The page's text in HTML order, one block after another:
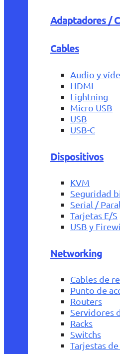
Adaptadores /
Cables
Audio y
HDMI
Lightning
Micro USB
USB
USB-C
Dispositivos
KVM
Seguridad
Serial /
Tarjetas E/S
USB y
Networking
Cables de
Punto de
Routers
Servidores
Racks
Switchs
Tarjestas